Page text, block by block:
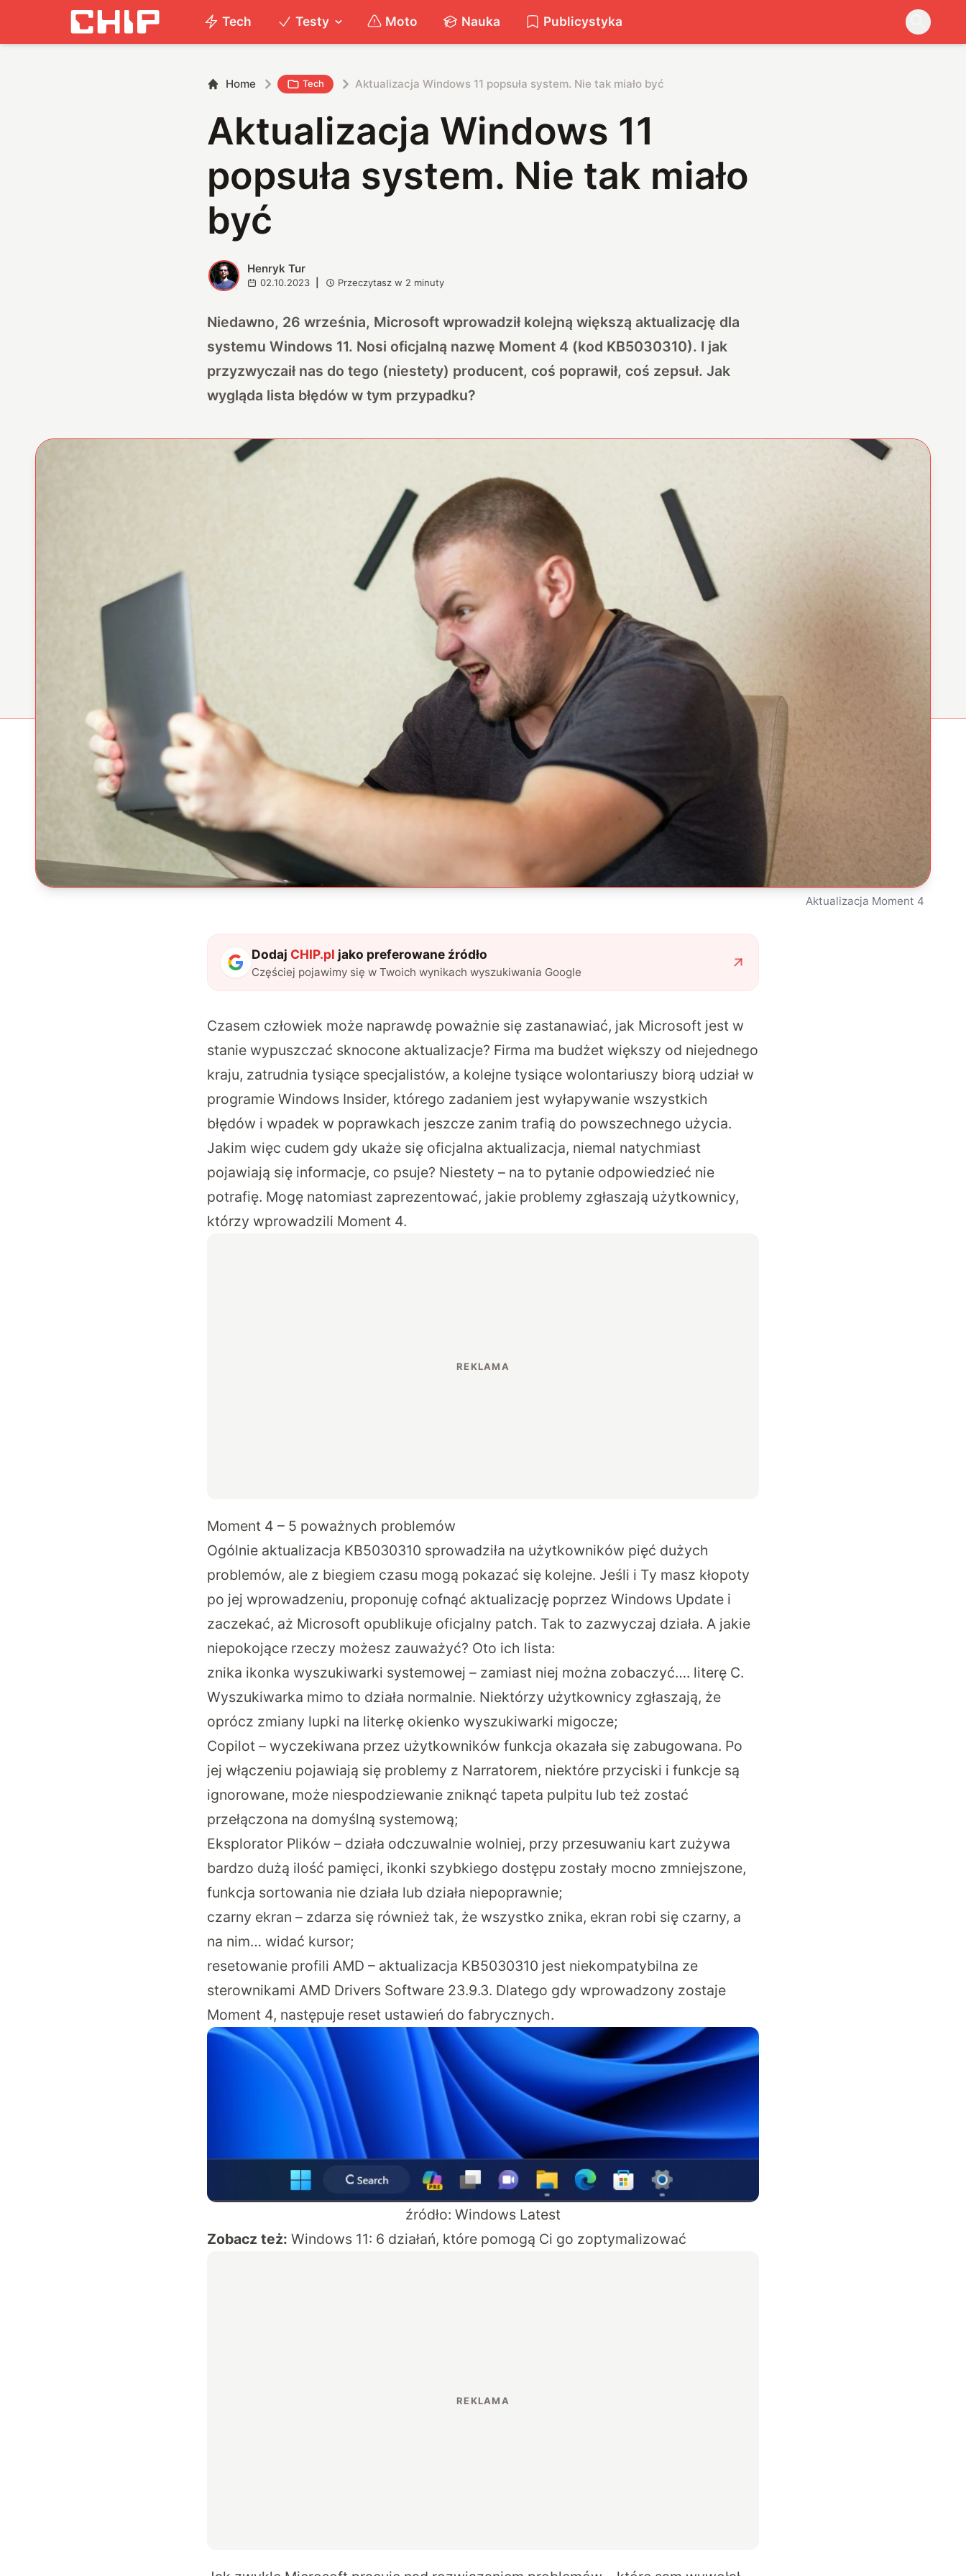
Tech Testy Moto Nauka Publicystyka
Home Tech Aktualizacja Windows 11 popsuła system. Nie tak miało być
Aktualizacja Windows 11
popsuła system. Nie tak miało
być
H Henryk Tur
02.10.2023 Przeczytasz w 2 minuty
Niedawno, 26 września, Microsoft wprowadził kolejną większą aktualizację dla
systemu Windows 11. Nosi oficjalną nazwę Moment 4 (kod KB5030310). I jak
przyzwyczaił nas do tego (niestety) producent, coś poprawił, coś zepsuł. Jak
wygląda lista błędów w tym przypadku?
Aktualizacja Moment 4
Dodaj CHIP.pl jako preferowane źródło
Częściej pojawimy się w Twoich wynikach wyszukiwania Google
Czasem człowiek może naprawdę poważnie się zastanawiać, jak Microsoft jest w
stanie wypuszczać sknocone aktualizacje? Firma ma budżet większy od niejednego
kraju, zatrudnia tysiące specjalistów, a kolejne tysiące wolontariuszy biorą udział w
programie Windows Insider, którego zadaniem jest wyłapywanie wszystkich
błędów i wpadek w poprawkach jeszcze zanim trafią do powszechnego użycia.
Jakim więc cudem gdy ukaże się oficjalna aktualizacja, niemal natychmiast
pojawiają się informacje, co psuje? Niestety – na to pytanie odpowiedzieć nie
potrafię. Mogę natomiast zaprezentować, jakie problemy zgłaszają użytkownicy,
którzy wprowadzili Moment 4.
Moment 4 – 5 poważnych problemów
Ogólnie aktualizacja KB5030310 sprowadziła na użytkowników pięć dużych
problemów, ale z biegiem czasu mogą pokazać się kolejne. Jeśli i Ty masz kłopoty
po jej wprowadzeniu, proponuję cofnąć aktualizację poprzez Windows Update i
zaczekać, aż Microsoft opublikuje oficjalny patch. Tak to zazwyczaj działa. A jakie
niepokojące rzeczy możesz zauważyć? Oto ich lista:
znika ikonka wyszukiwarki systemowej – zamiast niej można zobaczyć…. literę C.
Wyszukiwarka mimo to działa normalnie. Niektórzy użytkownicy zgłaszają, że
oprócz zmiany lupki na literkę okienko wyszukiwarki migocze;
Copilot – wyczekiwana przez użytkowników funkcja okazała się zabugowana. Po
jej włączeniu pojawiają się problemy z Narratorem, niektóre przyciski i funkcje są
ignorowane, może niespodziewanie zniknąć tapeta pulpitu lub też zostać
przełączona na domyślną systemową;
Eksplorator Plików – działa odczuwalnie wolniej, przy przesuwaniu kart zużywa
bardzo dużą ilość pamięci, ikonki szybkiego dostępu zostały mocno zmniejszone,
funkcja sortowania nie działa lub działa niepoprawnie;
czarny ekran – zdarza się również tak, że wszystko znika, ekran robi się czarny, a
na nim… widać kursor;
resetowanie profili AMD – aktualizacja KB5030310 jest niekompatybilna ze
sterownikami AMD Drivers Software 23.9.3. Dlatego gdy wprowadzony zostaje
Moment 4, następuje reset ustawień do fabrycznych.
źródło: Windows Latest
Zobacz też: Windows 11: 6 działań, które pomogą Ci go zoptymalizować